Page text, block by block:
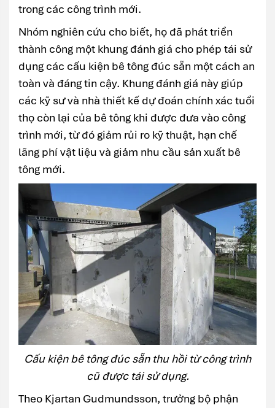
trong các công trình mới.
Nhóm nghiên cứu cho biết, họ đã phát triển
thành công một khung đánh giá cho phép tái sử
dụng các cấu kiện bê tông đúc sẵn một cách an
toàn và đáng tin cậy. Khung đánh giá này giúp
các kỹ sư và nhà thiết kế dự đoán chính xác tuổi
thọ còn lại của bê tông khi được đưa vào công
trình mới, từ đó giảm rủi ro kỹ thuật, hạn chế
lãng phí vật liệu và giảm nhu cầu sản xuất bê
tông mới.
Cấu kiện bê tông đúc sẵn thu hồi từ công trình
cũ được tái sử dụng.
Theo Kjartan Gudmundsson, trưởng bộ phận